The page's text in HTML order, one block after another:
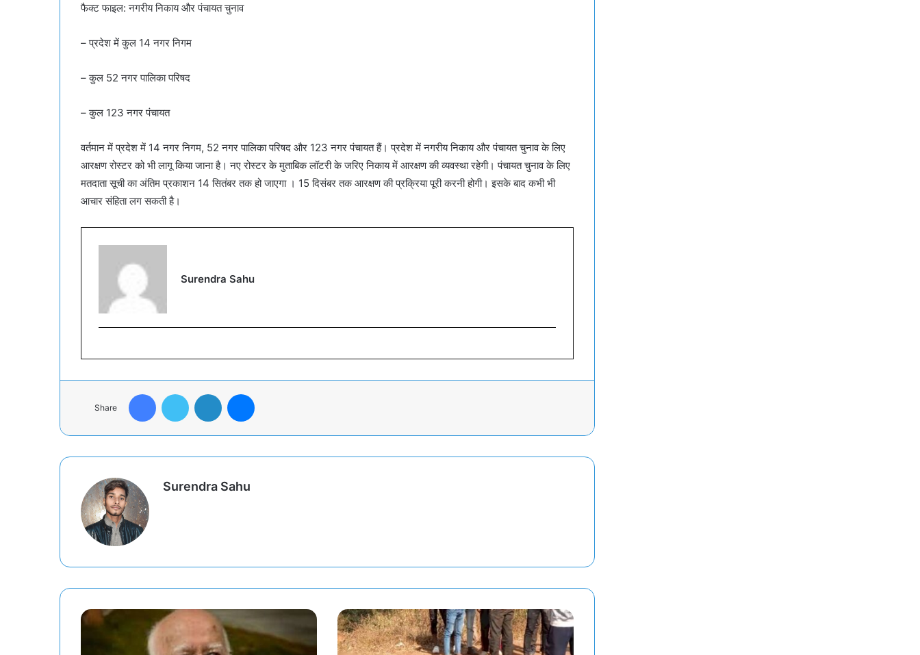
फैक्ट फाइल: नगरीय निकाय और पंचायत चुनाव
– प्रदेश में कुल 14 नगर निगम
– कुल 52 नगर पालिका परिषद
– कुल 123 नगर पंचायत
वर्तमान में प्रदेश में 14 नगर निगम, 52 नगर पालिका परिषद और 123 नगर पंचायत हैं। प्रदेश में नगरीय निकाय और पंचायत चुनाव के लिए
आरक्षण रोस्टर को भी लागू किया जाना है। नए रोस्टर के मुताबिक लॉटरी के जरिए निकाय में आरक्षण की व्यवस्था रहेगी। पंचायत चुनाव के लिए
मतदाता सूची का अंतिम प्रकाशन 14 सितंबर तक हो जाएगा । 15 दिसंबर तक आरक्षण की प्रक्रिया पूरी करनी होगी। इसके बाद कभी भी
आचार संहिता लग सकती है।
Surendra Sahu
Share
FacebookTwitter LinkedIn
Surendra Sahu